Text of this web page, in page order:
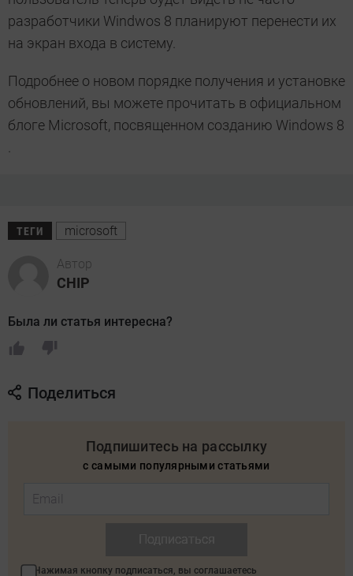
разработчики Windwos 8 планируют перенести их
на экран входа в систему.
Подробнее о новом порядке получения и установке
обновлений, вы можете прочитать в официальном
блоге Microsoft, посвященном созданию Windows 8
ТЕГИ microsoft
Автор
CHIP
Была ли статья интересна?
Поделиться
Подпишитесь на рассылку
с самыми популярными статьями
Нажимая кнопку подписаться, вы соглашаетесь